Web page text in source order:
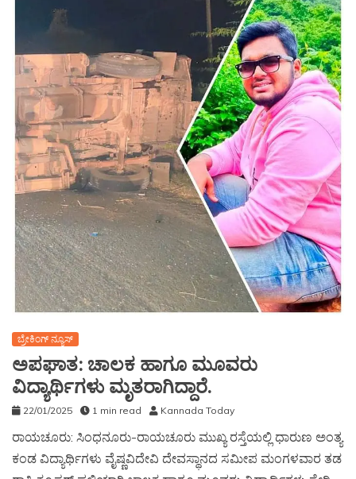
ಬ್ರೇಕಿಂಗ್ ನ್ಯೂಸ್
ಅಪಘಾತ: ಚಾಲಕ ಹಾಗೂ ಮೂವರು
ವಿದ್ಯಾರ್ಥಿಗಳು ಮೃತರಾಗಿದ್ದಾರೆ.
22/01/2025 1 min read Kannada Today
ರಾಯಚೂರು: ಸಿಂಧನೂರು-ರಾಯಚೂರು ಮುಖ್ಯ ರಸ್ತೆಯಲ್ಲಿ ಧಾರುಣ ಅಂತ್ಯ
ಕಂಡ ವಿದ್ಯಾರ್ಥಿಗಳು ವೈಷ್ಣವಿದೇವಿ ದೇವಸ್ಥಾನದ ಸಮೀಪ ಮಂಗಳವಾರ ತಡ